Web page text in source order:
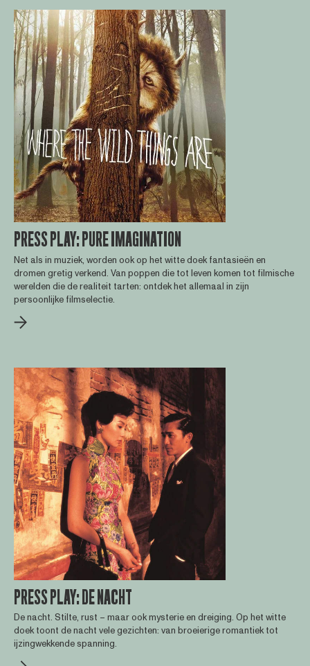
PRESS PLAY: PURE IMAGINATION
Net als in muziek, worden ook op het witte doek fantasieën en
dromen gretig verkend. Van poppen die tot leven komen tot filmische
werelden die de realiteit tarten: ontdek het allemaal in zijn
persoonlijke filmselectie.
PRESS PLAY: DE NACHT
De nacht. Stilte, rust – maar ook mysterie en dreiging. Op het witte
doek toont de nacht vele gezichten: van broeierige romantiek tot
ijzingwekkende spanning.